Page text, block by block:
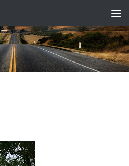
ADS